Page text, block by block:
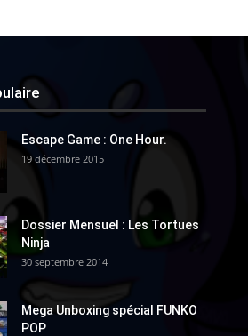
Escape Game : One Hour.
19 décembre 2015
Dossier Mensuel : Les Tortues
Ninja
30 septembre 2014
Mega Unboxing spécial FUNKO
POP